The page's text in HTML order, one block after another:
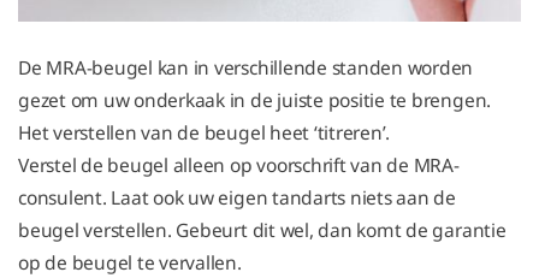
De MRA-beugel kan in verschillende standen worden
gezet om uw onderkaak in de juiste positie te brengen.
Het verstellen van de beugel heet ‘titreren’.
Verstel de beugel alleen op voorschrift van de MRA-
consulent. Laat ook uw eigen tandarts niets aan de
beugel verstellen. Gebeurt dit wel, dan komt de garantie
op de beugel te vervallen.